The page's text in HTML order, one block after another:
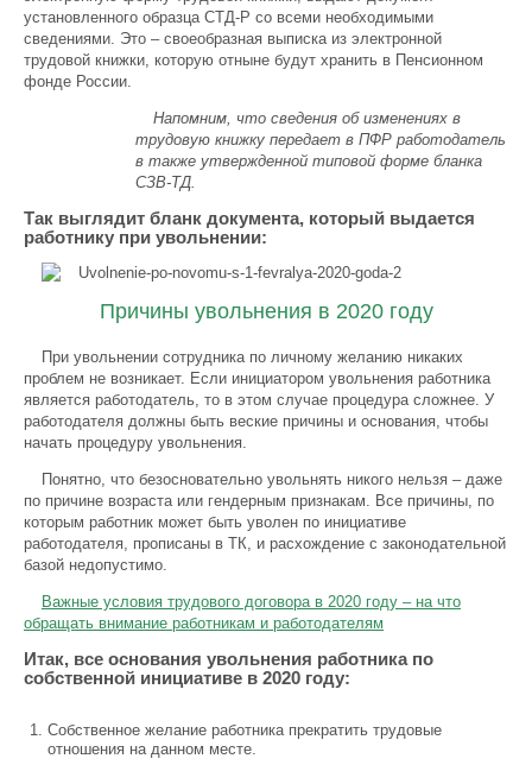
установленного образца СТД-Р со всеми необходимыми
сведениями. Это – своеобразная выписка из электронной
трудовой книжки, которую отныне будут хранить в Пенсионном
фонде России.
Напомним, что сведения об изменениях в
трудовую книжку передает в ПФР работодатель
в также утвержденной типовой форме бланка
СЗВ-ТД.
Так выглядит бланк документа, который выдается
работнику при увольнении:
Причины увольнения в 2020 году
При увольнении сотрудника по личному желанию никаких
проблем не возникает. Если инициатором увольнения работника
является работодатель, то в этом случае процедура сложнее. У
работодателя должны быть веские причины и основания, чтобы
начать процедуру увольнения.
Понятно, что безосновательно увольнять никого нельзя – даже
по причине возраста или гендерным признакам. Все причины, по
которым работник может быть уволен по инициативе
работодателя, прописаны в ТК, и расхождение с законодательной
базой недопустимо.
Важные условия трудового договора в 2020 году – на что
обращать внимание работникам и работодателям
Итак, все основания увольнения работника по
собственной инициативе в 2020 году:
Собственное желание работника прекратить трудовые
отношения на данном месте.